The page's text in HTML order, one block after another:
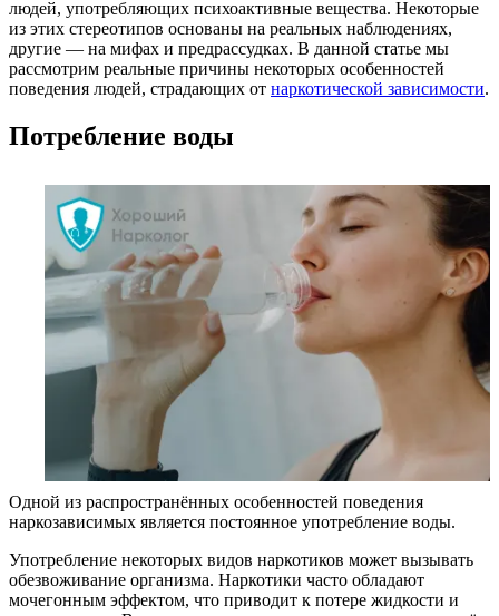
людей, употребляющих психоактивные вещества. Некоторые
из этих стереотипов основаны на реальных наблюдениях,
другие — на мифах и предрассудках. В данной статье мы
рассмотрим реальные причины некоторых особенностей
поведения людей, страдающих от наркотической зависимости.
Потребление воды
Одной из распространённых особенностей поведения
наркозависимых является постоянное употребление воды.
Употребление некоторых видов наркотиков может вызывать
обезвоживание организма. Наркотики часто обладают
мочегонным эффектом, что приводит к потере жидкости и